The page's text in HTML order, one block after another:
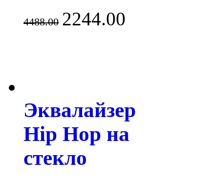
4488.00 2244.00
Эквалайзер
Hip Hop на
стекло